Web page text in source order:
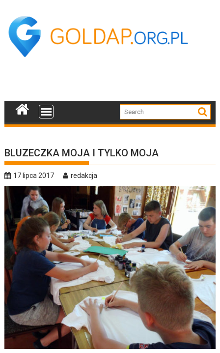
content
BLUZECZKA MOJA I TYLKO MOJA
17 lipca 2017 redakcja